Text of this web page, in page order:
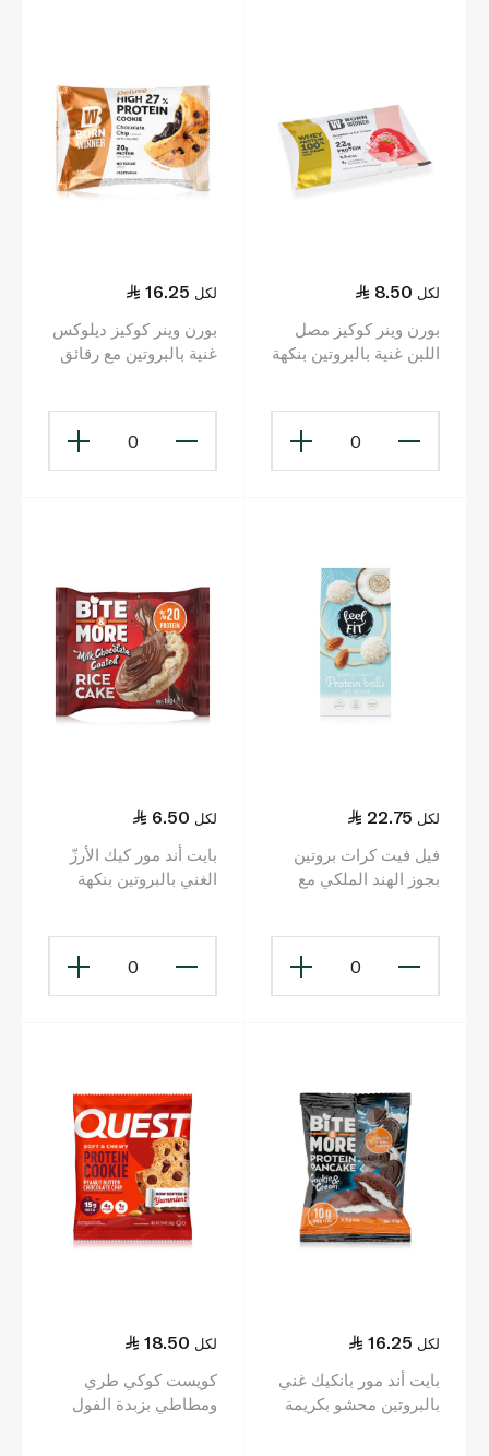
8.50 لكل
بورن وينر كوكيز مصل
اللبن غنية بالبروتين بنكهة
0
16.25 لكل
بورن وينر كوكيز ديلوكس
غنية بالبروتين مع رقائق
0
22.75 لكل
فيل فيت كرات بروتين
بجوز الهند الملكي مع
0
6.50 لكل
بايت أند مور كيك الأرزّ
الغني بالبروتين بنكهة
0
16.25 لكل
بايت أند مور بانكيك غني
بالبروتين محشو بكريمة
18.50 لكل
كويست كوكي طري
ومطاطي بزبدة الفول